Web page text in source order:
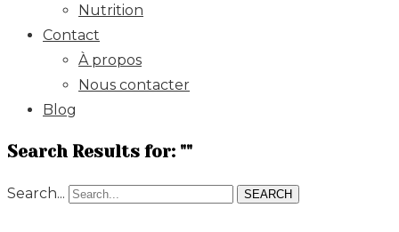
Nutrition
Contact
À propos
Nous contacter
Blog
Search Results for: ""
Search... SEARCH